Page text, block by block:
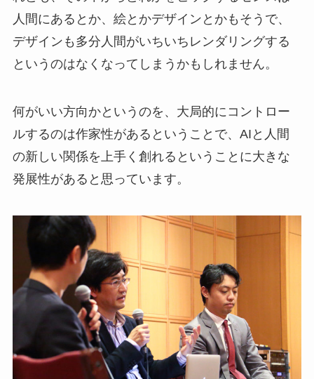
人間にあるとか、絵とかデザインとかもそうで、
デザインも多分人間がいちいちレンダリングする
というのはなくなってしまうかもしれません。
何がいい方向かというのを、大局的にコントロー
ルするのは作家性があるということで、AIと人間
の新しい関係を上手く創れるということに大きな
発展性があると思っています。